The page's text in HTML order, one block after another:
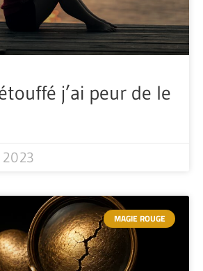
j’ai peur de le
MAGIE ROUGE